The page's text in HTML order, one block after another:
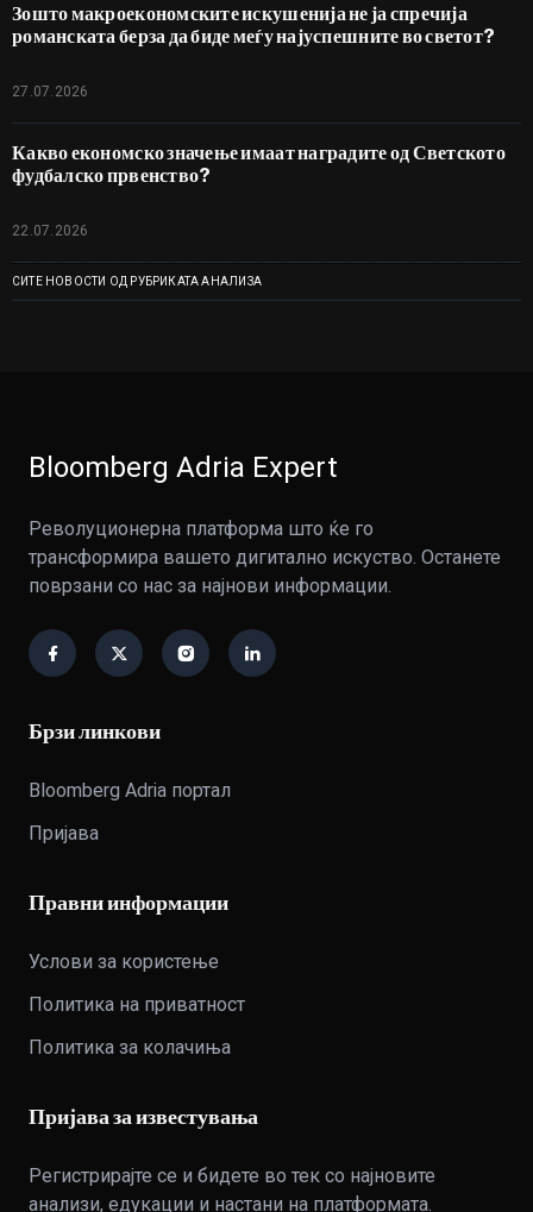
Зошто макроекономските искушенија не ја спречија
романската берза да биде меѓу најуспешните во светот?
27.07.2026
Какво економско значење имаат наградите од Светското
фудбалско првенство?
22.07.2026
СИТЕ НОВОСТИ ОД РУБРИКАТА АНАЛИЗА
Bloomberg Adria Expert
Револуционерна платформа што ќе го
трансформира вашето дигитално искуство. Останете
поврзани со нас за најнови информации.
Брзи линкови
Bloomberg Adria портал
Пријава
Правни информации
Услови за користење
Политика на приватност
Политика за колачиња
Пријава за известувања
Регистрирајте се и бидете во тек со најновите
анализи, едукации и настани на платформата.